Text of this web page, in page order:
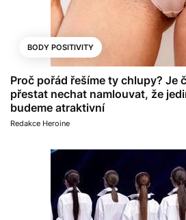
BODY POSITIVITY
Proč pořád řešíme ty chlupy? Je
přestat nechat namlouvat, že
budeme atraktivní
Redakce Heroine